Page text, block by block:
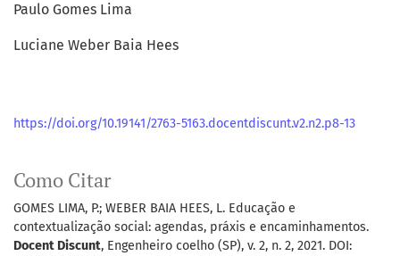
Paulo Gomes Lima
Luciane Weber Baia Hees
Como Citar
GOMES LIMA, P.; WEBER BAIA HEES, L. Educação e
contextualização social: agendas, práxis e encaminhamentos.
Docent Discunt, Engenheiro coelho (SP), v. 2, n. 2, 2021. DOI:
https://doi.org/10.19141/2763-5163.docentdiscunt.v2.n2.p8-13